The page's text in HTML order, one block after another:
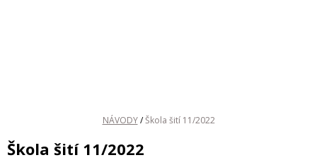
NÁVODY / Škola šití 11/2022
Škola šití 11/2022